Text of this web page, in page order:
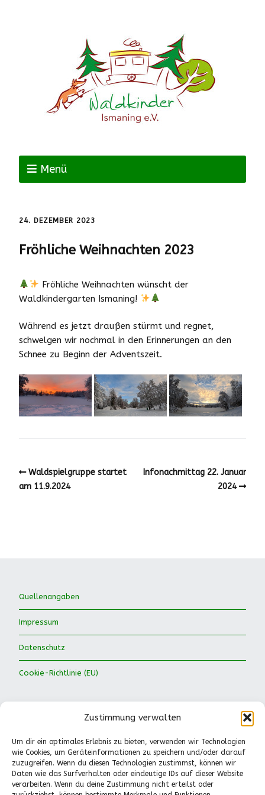
Zustimmung verwalten
Um dir ein optimales Erlebnis zu bieten, verwenden wir Technologien
wie Cookies, um Geräteinformationen zu speichern und/oder darauf
zuzugreifen. Wenn du diesen Technologien zustimmst, können wir
Daten wie das Surfverhalten oder eindeutige IDs auf dieser Website
verarbeiten. Wenn du deine Zustimmung nicht erteilst oder
Menü
24. DEZEMBER 2023
Fröhliche Weihnachten 2023
Fröhliche Weihnachten wünscht der
Waldkindergarten Ismaning!
Während es jetzt draußen stürmt und regnet,
schwelgen wir nochmal in den Erinnerungen an den
Schnee zu Beginn der Adventszeit.
Waldspielgruppe startet
am 11.9.2024
Infonachmittag 22. Januar
2024
Quellenangaben
Impressum
Datenschutz
Cookie-Richtlinie (EU)
Waldkinder Ismaning e.V.
Dorfstraße 66
85737 Ismaning